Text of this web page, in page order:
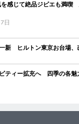
を感じて絶品ジビエも満喫
日
新 ヒルトン東京お台場、
ティー拡充へ 四季の各魅